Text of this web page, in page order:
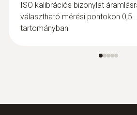
ISO kalibrációs bizonylat
választható mérési pontokon 0,5
tartományban